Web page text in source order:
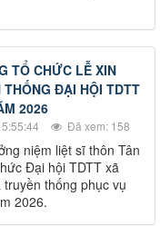
TỔ CHỨC LỄ XIN
THỐNG ĐẠI HỘI TDTT
2026
Đã xem: 158
niệm liệt sĩ thôn Tân
Đại hội TDTT xã
thống phục vụ
2026.